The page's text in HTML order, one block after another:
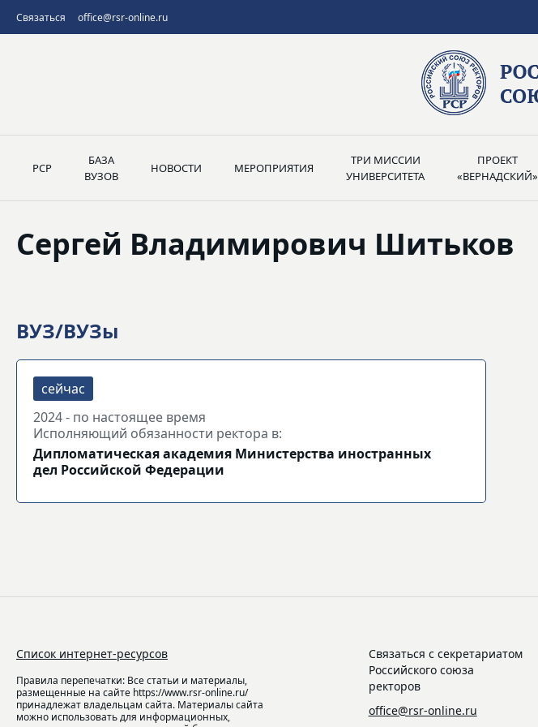
Связаться office@rsr-online.ru
РСР
БАЗА
ВУЗОВ
НОВОСТИ МЕРОПРИЯТИЯ
ТРИ МИССИИ
УНИВЕРСИТЕТА
ПРОЕКТ
«ВЕРНАДСКИЙ»
Сергей Владимирович Шитьков
ВУЗ/ВУЗы
2024 - по настоящее время
Исполняющий обязанности ректора в:
Дипломатическая академия Министерства иностранных
дел Российской Федерации
Список интернет-ресурсов
Правила перепечатки: Все статьи и материалы,
размещенные на сайте https://www.rsr-online.ru/
принадлежат владельцам сайта. Материалы сайта
можно использовать для информационных,
Связаться с секретариатом
Российского союза
ректоров
office@rsr-online.ru